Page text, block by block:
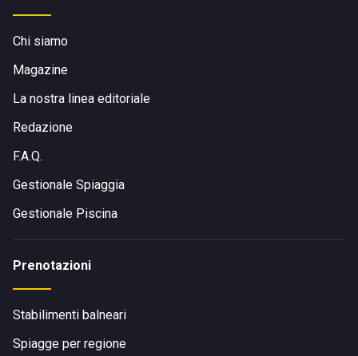
Chi siamo
Magazine
La nostra linea editoriale
Redazione
F.A.Q.
Gestionale Spiaggia
Gestionale Piscina
Prenotazioni
Stabilimenti balneari
Spiagge per regione